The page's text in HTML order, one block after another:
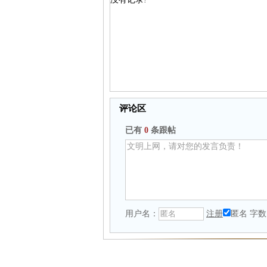
评论区
已有 0 条跟帖
用户名： 注册 匿名 字